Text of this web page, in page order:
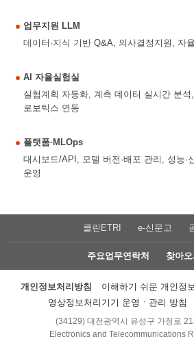
업무지원 LLM
데이터·지식 기반 Q&A, 의사결정지원, 자
AI 자율실험실
실험계획 자동화, 계측 데이터 실시간 분석
로보틱스 연동
플랫폼·MLOps
대시보드/API, 모델 버전·배포 관리, 성능·
운영
클린ETRI e-신문고
주요업무연락처 찾아
개인정보처리방침 이해하기 쉬운 개인정
영상정보처리기기 운영ㆍ관리 방침
(34129) 대전광역시 유성구 가정로
Electronics and Telecommunications